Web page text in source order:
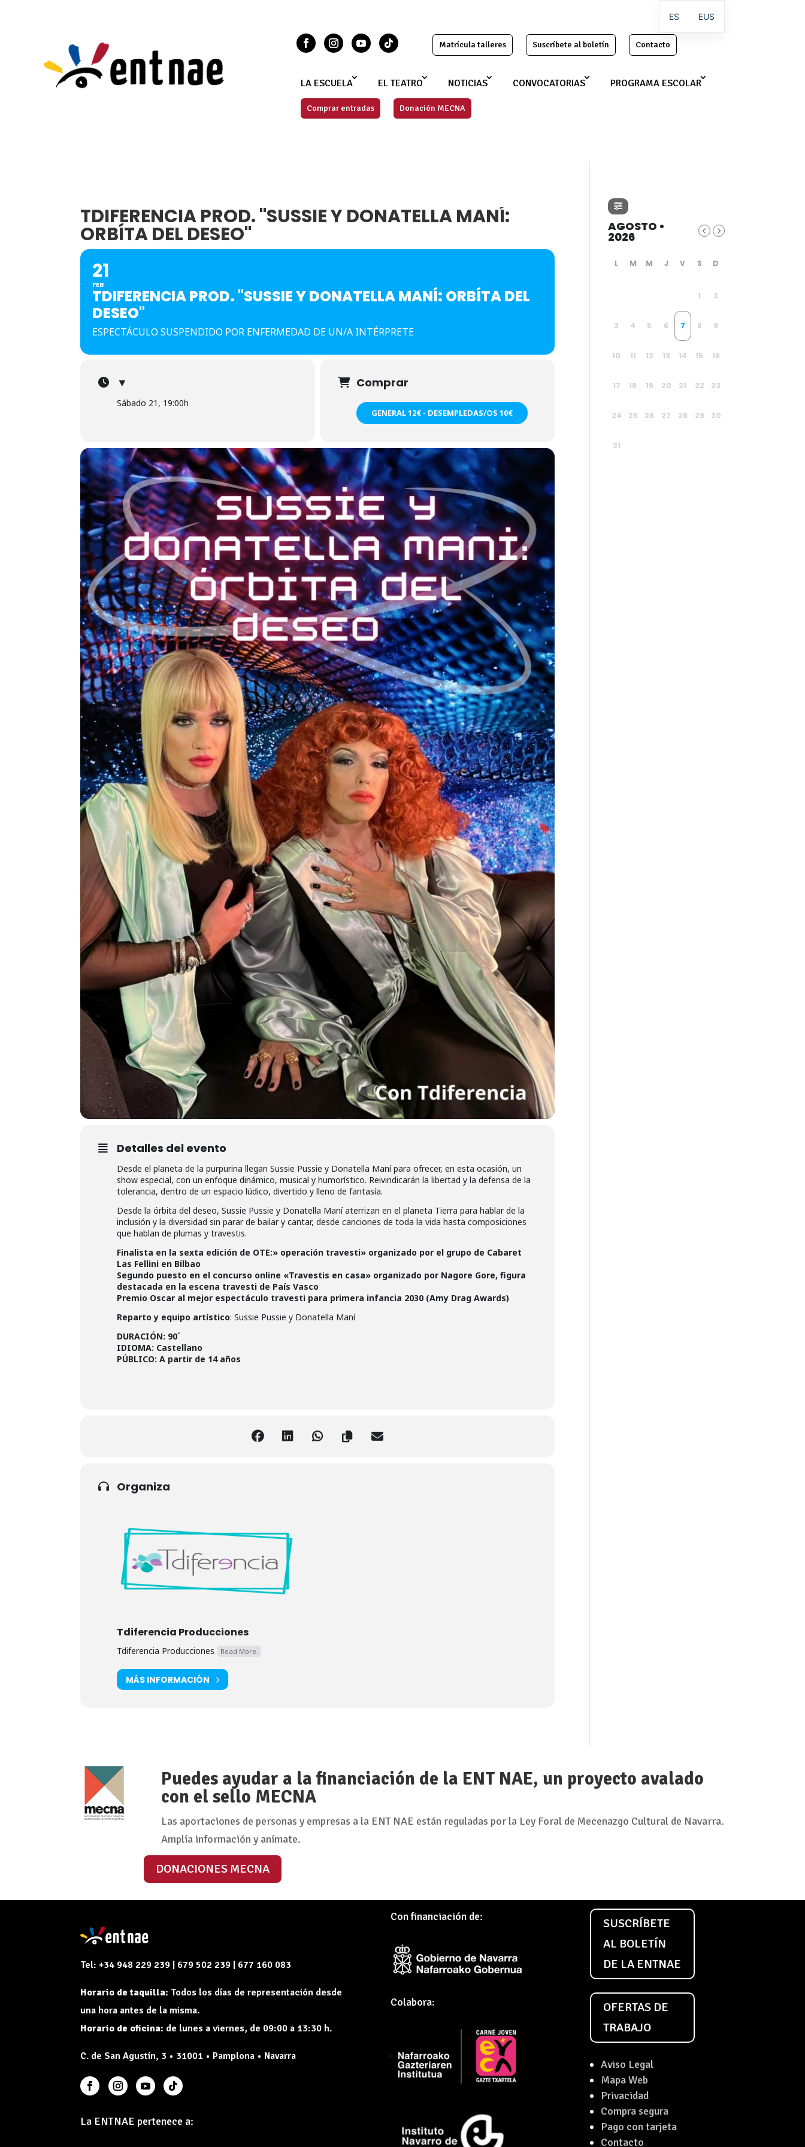
Matrícula talleres Suscríbete al boletín Contacto
LA ESCUELA EL TEATRO NOTICIAS CONVOCATORIAS PROGRAMA ESCOLAR
Comprar entradas Donación MECNA
TDIFERENCIA PROD. "SUSSIE Y DONATELLA MANÍ:
ORBÍTA DEL DESEO"
21
FEB
TDIFERENCIA PROD. "SUSSIE Y DONATELLA MANÍ: ORBÍTA DEL
DESEO"
ESPECTÁCULO SUSPENDIDO POR ENFERMEDAD DE UN/A INTÉRPRETE
▼
Sábado 21, 19:00h
Comprar
GENERAL 12€ - DESEMPLEDAS/OS 10€
Detalles del evento
Desde el planeta de la purpurina llegan Sussie Pussie y Donatella Maní para ofrecer, en esta ocasión, un
show especial, con un enfoque dinámico, musical y humorístico. Reivindicarán la libertad y la defensa de la
tolerancia, dentro de un espacio lúdico, divertido y lleno de fantasía.
Desde la órbita del deseo, Sussie Pussie y Donatella Maní aterrizan en el planeta Tierra para hablar de la
inclusión y la diversidad sin parar de bailar y cantar, desde canciones de toda la vida hasta composiciones
que hablan de plumas y travestis.
Finalista en la sexta edición de OTE:» operación travesti» organizado por el grupo de Cabaret
Las Fellini en Bilbao
Segundo puesto en el concurso online «Travestis en casa» organizado por Nagore Gore, figura
destacada en la escena travesti de País Vasco
Premio Oscar al mejor espectáculo travesti para primera infancia 2030 (Amy Drag Awards)
Reparto y equipo artístico: Sussie Pussie y Donatella Maní
DURACIÓN: 90´
IDIOMA: Castellano
PÚBLICO: A partir de 14 años
Organiza
Tdiferencia Producciones
Tdiferencia Producciones Read More.
MÁS INFORMACIÓN
AGOSTO •
2026
1 2
3 4 5 6 7 8 9
10 11 12 13 14 15 16
17 18 19 20 21 22 23
24 25 26 27 28 29 30
31
Puedes ayudar a la financiación de la ENT NAE, un proyecto avalado
con el sello MECNA
Las aportaciones de personas y empresas a la ENT NAE están reguladas por la Ley Foral de Mecenazgo Cultural de Navarra.
Amplía información y anímate.
DONACIONES MECNA
Tel: +34 948 229 239 | 679 502 239 | 677 160 083
Horario de taquilla: Todos los días de representación desde
una hora antes de la misma.
Horario de oficina: de lunes a viernes, de 09:00 a 13:30 h.
C. de San Agustín, 3 • 31001 • Pamplona • Navarra
La ENTNAE pertenece a:
Con financiación de:
Colabora:
SUSCRÍBETE
AL BOLETÍN
DE LA ENTNAE
OFERTAS DE
TRABAJO
Aviso Legal
Mapa Web
Privacidad
Compra segura
Pago con tarjeta
Contacto
ES EUS